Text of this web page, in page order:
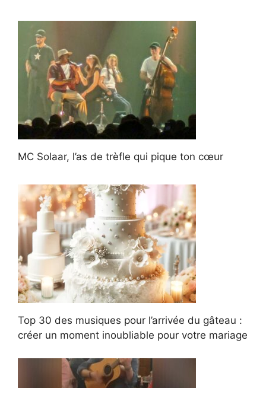
MC Solaar, l’as de trèfle qui pique ton cœur
Top 30 des musiques pour l’arrivée du gâteau :
créer un moment inoubliable pour votre mariage